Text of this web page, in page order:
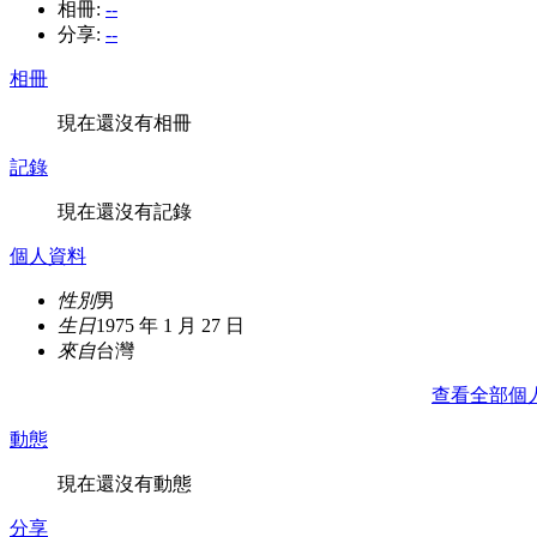
相冊: --
分享: --
相冊
現在還沒有相冊
記錄
現在還沒有記錄
個人資料
性別男
生日1975 年 1 月 27 日
來自台灣
查看全部個
動態
現在還沒有動態
分享